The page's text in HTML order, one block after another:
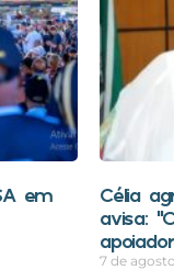
em
Célia
avisa:
7 de